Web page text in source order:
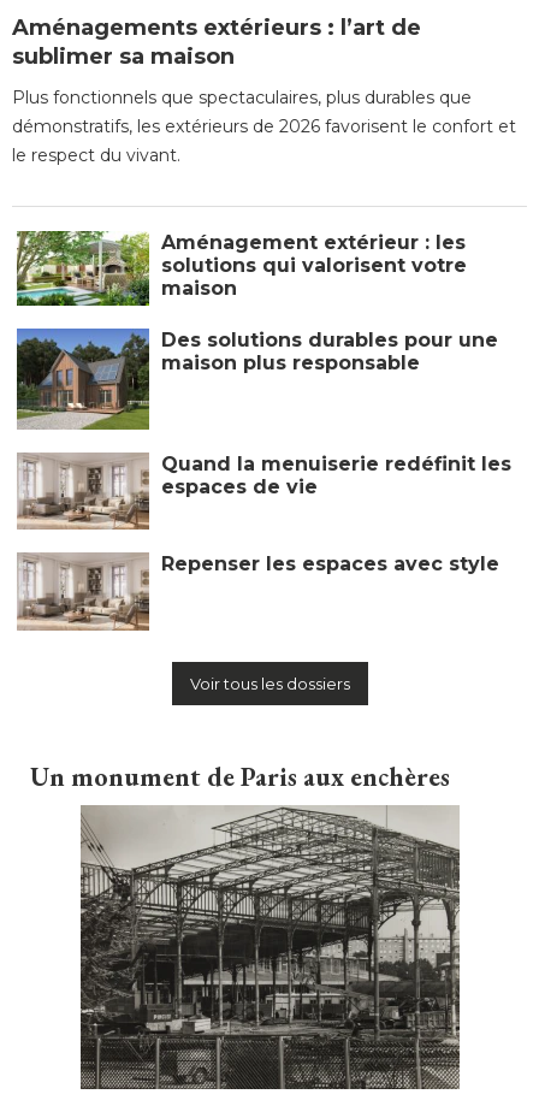
Aménagements extérieurs : l’art de
sublimer sa maison
Plus fonctionnels que spectaculaires, plus durables que
démonstratifs, les extérieurs de 2026 favorisent le confort et
le respect du vivant.
Aménagement extérieur : les
solutions qui valorisent votre
maison
Des solutions durables pour une
maison plus responsable
Quand la menuiserie redéfinit les
espaces de vie
Repenser les espaces avec style
Voir tous les dossiers
Un monument de Paris aux enchères